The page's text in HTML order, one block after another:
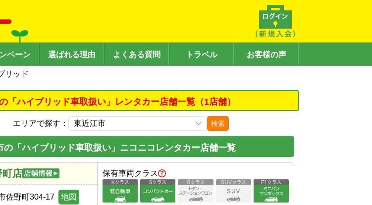
ペーン 選ばれる理由 よくある質問 トラベル お客様の声
リッド
「ハイブリッド車取扱い」レンタカー店舗一覧（1店舗）
エリアで探す： 検索
の「ハイブリッド車取扱い」ニコニコレンタカー店舗一覧
町店
佐野町304-17 地図
保有車両クラス